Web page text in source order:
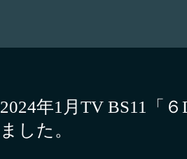
2024年1月TV BS11「
ました。